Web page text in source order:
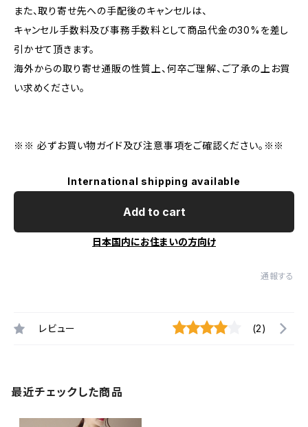
また、取り寄せ先への手配後のキャンセルは、
キャンセル手数料及び事務手数料として商品代金の30%を差し
引かせて頂きます。
海外からの取り寄せ通販の性質上、何卒ご理解、ご了承の上お買
い求めください。
※※ 必ずお買い物ガイド及び注意事項をご確認ください。※※
International shipping available
Add to cart
日本国内にお住まいの方向け
通報する
レビュー (2)
最近チェックした商品